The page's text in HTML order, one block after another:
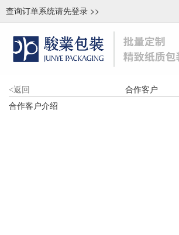
查询订单系统请先登录 >>
<返回
合作客户
合作客户介绍